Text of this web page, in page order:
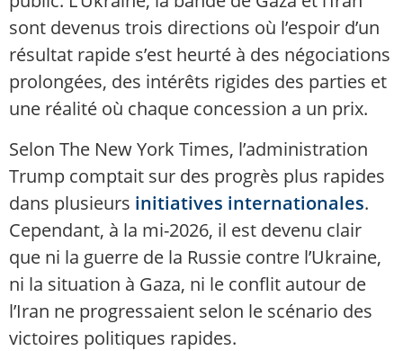
sont devenus trois directions où l’espoir d’un
résultat rapide s’est heurté à des négociations
prolongées, des intérêts rigides des parties et
une réalité où chaque concession a un prix.
Selon The New York Times, l’administration
Trump comptait sur des progrès plus rapides
dans plusieurs initiatives internationales.
Cependant, à la mi-2026, il est devenu clair
que ni la guerre de la Russie contre l’Ukraine,
ni la situation à Gaza, ni le conflit autour de
l’Iran ne progressaient selon le scénario des
victoires politiques rapides.